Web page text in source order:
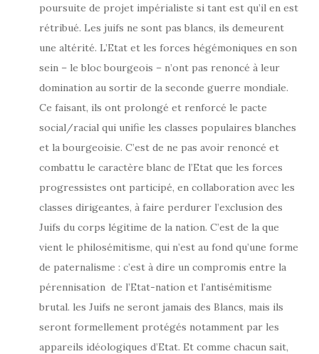
poursuite de projet impérialiste si tant est qu’il en est
rétribué. Les juifs ne sont pas blancs, ils demeurent
une altérité. L’Etat et les forces hégémoniques en son
sein – le bloc bourgeois – n’ont pas renoncé à leur
domination au sortir de la seconde guerre mondiale.
Ce faisant, ils ont prolongé et renforcé le pacte
social/racial qui unifie les classes populaires blanches
et la bourgeoisie. C’est de ne pas avoir renoncé et
combattu le caractère blanc de l’Etat que les forces
progressistes ont participé, en collaboration avec les
classes dirigeantes, à faire perdurer l’exclusion des
Juifs du corps légitime de la nation. C’est de la que
vient le philosémitisme, qui n’est au fond qu’une forme
de paternalisme : c’est à dire un compromis entre la
pérennisation de l’Etat-nation et l’antisémitisme
brutal. les Juifs ne seront jamais des Blancs, mais ils
seront formellement protégés notamment par les
appareils idéologiques d’Etat. Et comme chacun sait,